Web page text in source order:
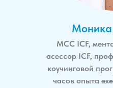
Моника
MCC ICF,
асессор ICF,
коучинговой
часов опыта